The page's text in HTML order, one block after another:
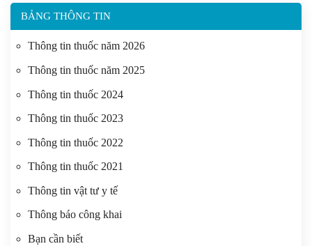
BẢNG THÔNG TIN
Thông tin thuốc năm 2026
Thông tin thuốc năm 2025
Thông tin thuốc 2024
Thông tin thuốc 2023
Thông tin thuốc 2022
Thông tin thuốc 2021
Thông tin vật tư y tế
Thông báo công khai
Bạn cần biết